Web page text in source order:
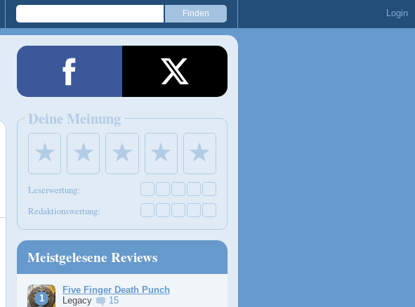
Login
Deine Meinung
★ ★ ★ ★ ★
Leserwertung:
Redaktionswertung:
Meistgelesene Reviews
Five Finger Death Punch
Legacy
15